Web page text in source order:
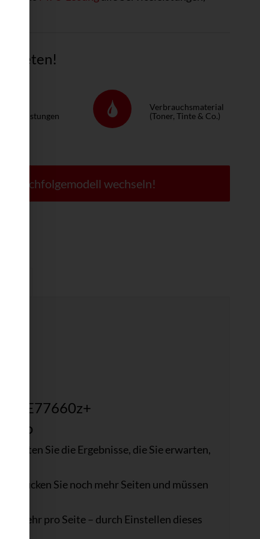
mieten!
Verbrauchsmaterial
(Toner, Tinte & Co.)
Nachfolgemodell wechseln!
E77660z+
Sie die Ergebnisse, die Sie erwarten,
drucken Sie noch mehr Seiten und müssen
mehr pro Seite – durch Einstellen dieses